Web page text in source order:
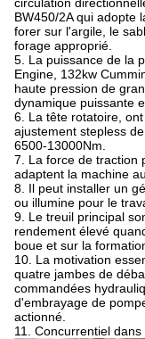
BW450/2A qui adopte
forer sur l'argile, le
forage approprié.
5. La puissance de la
Engine, 132kw
haute pression de
dynamique puissante
6. La tête rotatoire,
ajustement stepless
6500-13000Nm.
7. La force de traction
adaptent la machine
8. Il peut installer un
ou illumine pour le
9. Le treuil principal
rendement élevé
boue et sur la
10. La motivation
quatre jambes de
commandées
d'embrayage de
actionné.
11. Concurrentiel